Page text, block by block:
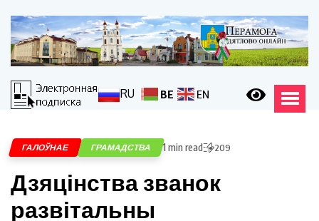
RU BE EN
ГАЛОЎНАЕ ГРАМАДСТВА 1 min read 209
Дзяцінства званок
развітальны